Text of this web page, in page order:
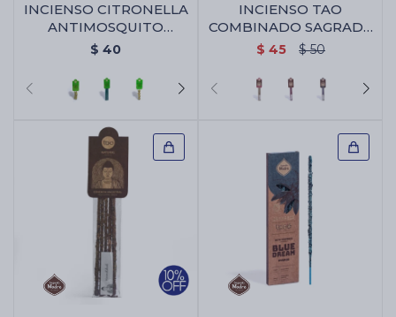
INCIENSO CITRONELLA
ANTIMOSQUITO
SAGRADA MADRE -
$ 40
INCIENSO TAO
COMBINADO SAGRADA
MADRE - Rosa/jazmin
$ 45 $ 50